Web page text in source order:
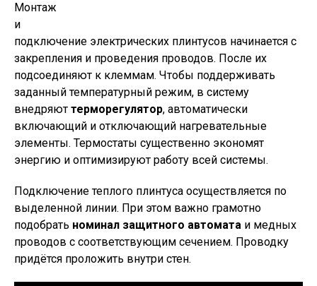
Монтаж
и
подключение электрических плинтусов начинается с
закрепления и проведения проводов. После их
подсоединяют к клеммам. Чтобы поддерживать
заданный температурный режим, в систему
внедряют терморегулятор, автоматически
включающий и отключающий нагревательные
элементы. Термостаты существенно экономят
энергию и оптимизируют работу всей системы.
Подключение теплого плинтуса осуществляется по
выделенной линии. При этом важно грамотно
подобрать номинал защитного автомата и медных
проводов с соответствующим сечением. Проводку
придётся проложить внутри стен.